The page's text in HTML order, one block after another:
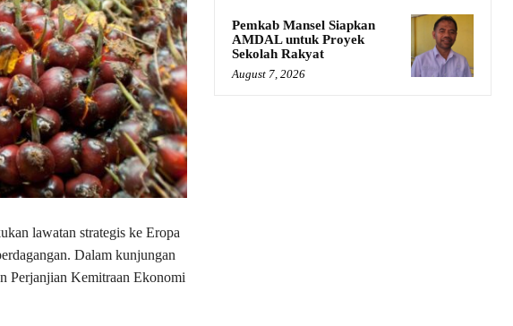
lawatan strategis ke Eropa
Dalam kunjungan
Perjanjian Kemitraan Ekonomi
Pemkab Mansel Siapkan
AMDAL untuk Proyek
Sekolah Rakyat
August 7, 2026